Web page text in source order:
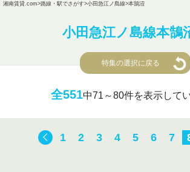
湘南賃貸.com>路線・駅でさがす>小田急江ノ島線>本鵠沼
小田急江ノ島線本鵠
特集の選択に戻る
全551中71～80件を表示してい
1 2 3 4 5 6 7